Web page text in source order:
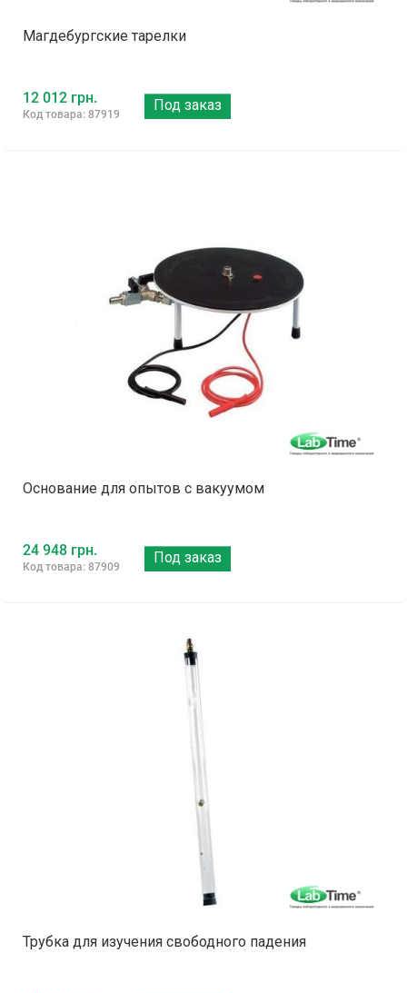
Магдебургские тарелки
12 012 грн.
Код товара: 87919
Под заказ
Основание для опытов с вакуумом
24 948 грн.
Код товара: 87909
Под заказ
Трубка для изучения свободного падения